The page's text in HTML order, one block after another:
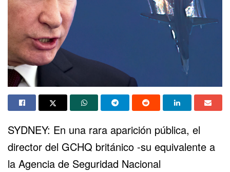
SYDNEY: En una rara aparición pública, el
director del GCHQ británico -su equivalente a
la Agencia de Seguridad Nacional